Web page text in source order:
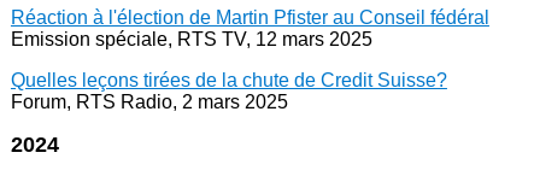
Réaction à l'élection de Martin Pfister au Conseil fédéral
Emission spéciale, RTS TV, 12 mars 2025
Quelles leçons tirées de la chute de Credit Suisse?
Forum, RTS Radio, 2 mars 2025
2024